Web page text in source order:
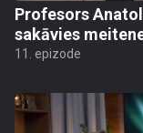
Profesors
sakāvies
11. epizode